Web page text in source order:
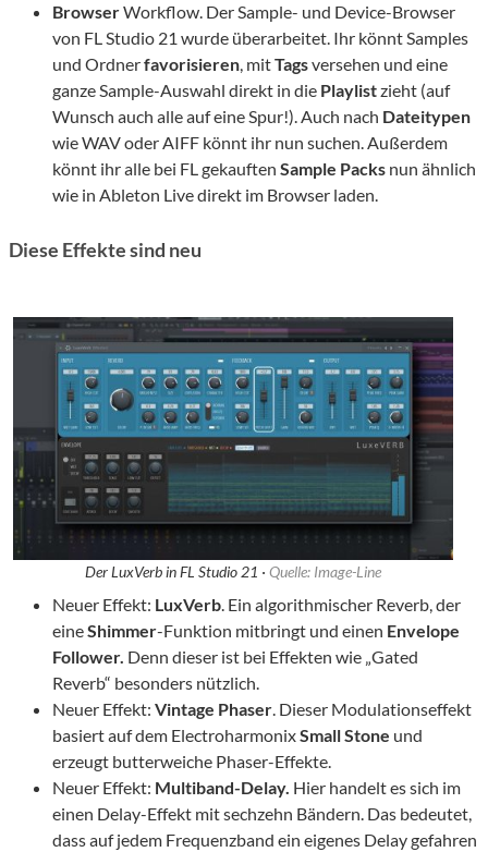
BrowserWorkflow. Der Sample- und Device-Browser
von FL Studio 21 wurde überarbeitet. Ihr könnt Samples
und Ordnerfavorisieren, mitTagsversehen und eine
ganze Sample-Auswahl direkt in die Playlistzieht (auf
Wunsch auch alle auf eine Spur!). Auch nach Dateitypen
wie WAV oder AIFF könnt ihr nun suchen. Außerdem
könnt ihr alle bei FL gekauften Sample Packs nun ähnlich
wie in Ableton Live direkt im Browser laden.
Diese Effekte sind neu
Der LuxVerb in FL Studio 21 · Quelle: Image-Line
Neuer Effekt: LuxVerb. Ein algorithmischer Reverb, der
eineShimmer-Funktion mitbringt und einen Envelope
Follower. Denn dieser ist bei Effekten wie „Gated
Reverb“ besonders nützlich.
Neuer Effekt: Vintage Phaser. Dieser Modulationseffekt
basiert auf dem ElectroharmonixSmall Stone und
erzeugt butterweiche Phaser-Effekte.
Neuer Effekt: Multiband-Delay. Hier handelt es sich im
einen Delay-Effekt mit sechzehn Bändern. Das bedeutet,
dass auf jedem Frequenzband ein eigenes Delay gefahren